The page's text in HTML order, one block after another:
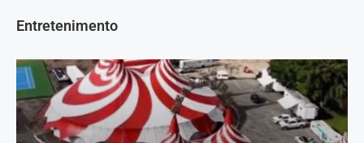
Entretenimento